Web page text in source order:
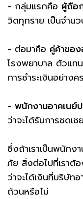
- กลุ่มแรกคือ ผู้ถือ
วิดทุกราย เป็นจำน
- ต่อมาคือ คู่ค้าขอ
โรงพยาบาล ตัวแท
การชำระเงินอย่า
- พนักงานอาคเนย์
ว่าจะได้รับการชดเช
ซึ่งถ้าเราเป็นพนักง
ภัย สิ่งต่อไปที่เราต้
ว่าจะได้เงินที่บริษัท
ถ้วนหรือไม่